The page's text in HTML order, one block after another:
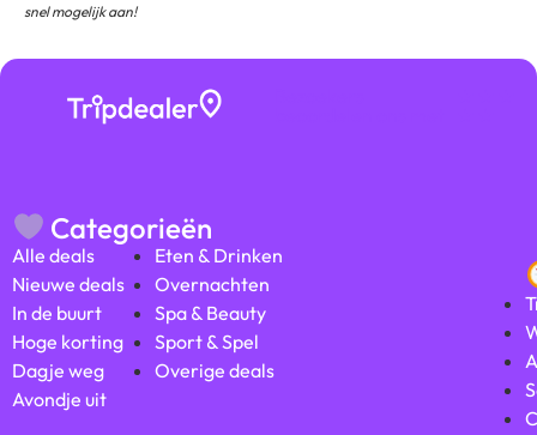
snel mogelijk aan!
Categorieën
Alle deals
Nieuwe deals
In de buurt
Hoge korting
Dagje weg
Avondje uit
Eten & Drinken
Overnachten
Spa & Beauty
Sport & Spel
Overige deals